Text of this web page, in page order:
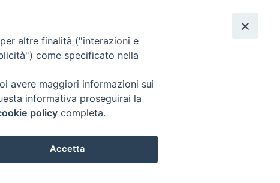
altre finalità ("interazioni e
come specificato nella
avere maggiori informazioni sui
informativa proseguirai la
policy completa.
Accetta